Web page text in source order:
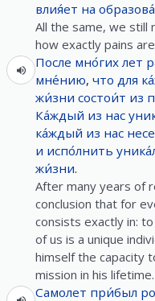
влия́ет на
All the same, we still
how exactly pains
После мно́гих лет
мне́нию, что для
жи́зни состои́т из
Ка́ждый из нас
ка́ждый из нас
и испо́лнить
жи́зни.
After many years of
conclusion that for
consists exactly in:
of us is a unique
himself the capacity
mission in his lifetime.
Самолет при́был